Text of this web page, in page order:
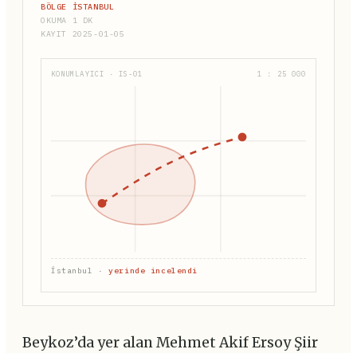
BÖLGE İSTANBUL
OKUMA 1 DK
KAYIT 2025-01-05
KONUMLAYICI · IS-01 1 : 25 000
İstanbul ·yerinde incelendi
Beykoz’da yer alan Mehmet Akif Ersoy Şiir